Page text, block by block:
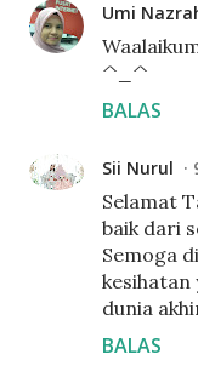
Umi
^_^
BALAS
Sii Nurul
Selamat
baik dari
Semoga
kesihatan
dunia
BALAS